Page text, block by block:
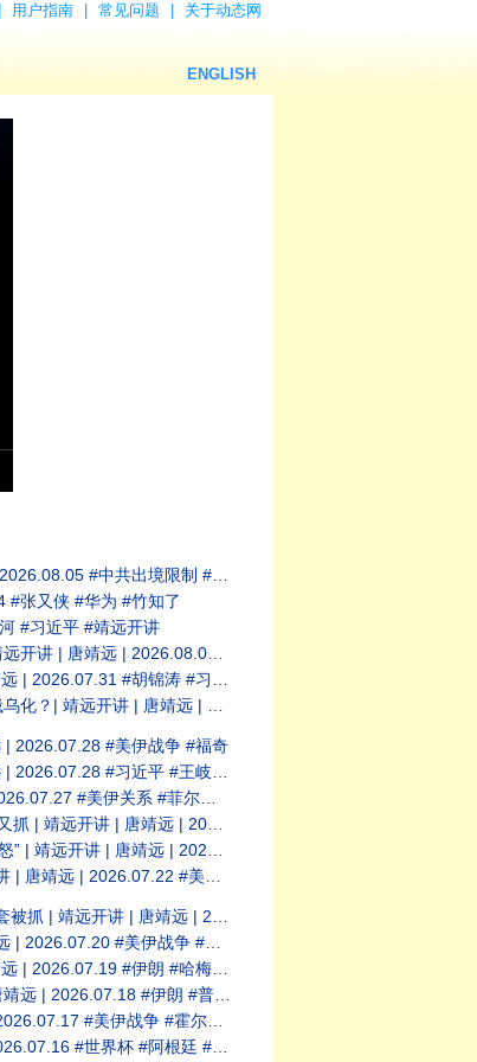
用户指南 常见问题 关于动态网
ENGLISH
限制 #闭关锁国 #竹知了 #华为
#张又侠 #华为 #竹知了
#习近平 #靖远开讲
#温家宝 #习近平 #北戴河
#胡锦涛 #习近平 #五中全会
#福奇 #Fauci #美伊冲突
| 2026.07.28 #美伊战争 #福奇
#习近平 #王岐山 #北戴河会议
#美伊关系 #菲尔兹奖 #王虹
#美伊战争 #川普 #中共内斗
#横州溃坝 #三峡大坝
#美伊战争 #习近平 #中共权斗
#美伊战争 #伊朗核设施
#美伊战争 #霍尔木兹海峡
#伊朗 #哈梅内伊
#伊朗 #普京 #俄乌
伊战争 #霍尔木兹海峡 #川普
#世界杯 #阿根廷 #梅西